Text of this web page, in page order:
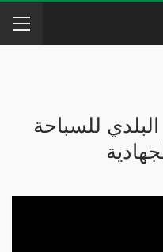
للسباحة